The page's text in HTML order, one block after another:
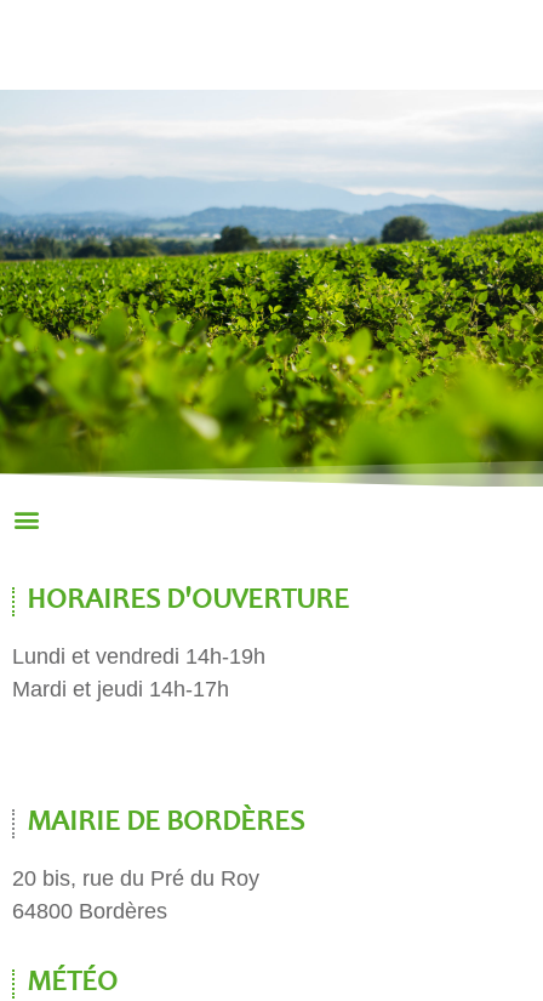
HORAIRES D'OUVERTURE
Lundi et vendredi 14h-19h
Mardi et jeudi 14h-17h
MAIRIE DE BORDÈRES
20 bis, rue du Pré du Roy
64800 Bordères
MÉTÉO